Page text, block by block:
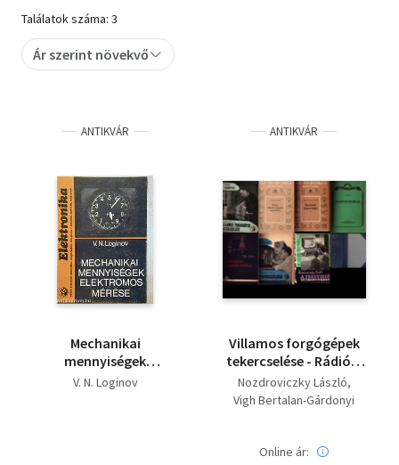
Művészet
Szakkönyv
Tankönyv, segédkönyv
Társadalomtudomány
Természettudomány
Történelem
Vallás
Találatok száma: 3
Ár szerint növekvő
ANTIKVÁR
Mechanikai
mennyiségek
elektromos mérése
V. N. Loginov
ANTIKVÁR
Villamos forgógépek
tekercselése - Rádiós,
villamos tanácsok,
megoldások -
Rádiótávvezérlés -
Nozdroviczky László
Vigh Bertalan-Gárdonyi
Online ár: